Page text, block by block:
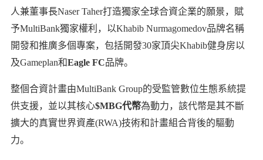
人兼董事長Naser Taher打造獨家全球合資企業的願景，賦
予MultiBank獨家權利，以Khabib Nurmagomedov品牌名稱
開發和推廣多個專案，包括開發30家頂尖Khabib健身房以
及Gameplan和Eagle FC品牌。
整個合資計畫由MultiBank Group的受監管數位生態系統提
供支援，並以其核心$MBG代幣為動力，該代幣是其不斷
擴大的真實世界資產(RWA)技術和計畫組合背後的驅動
力。